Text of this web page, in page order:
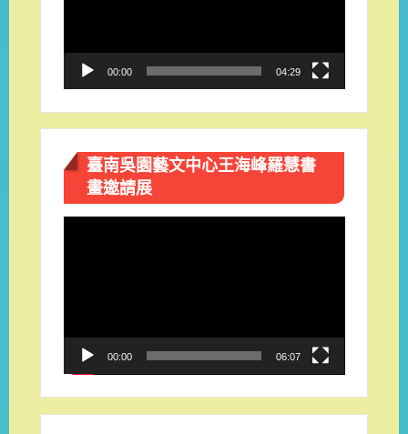
00:00 04:29
臺南吳園藝文中心王海峰羅慧書
畫邀請展
00:00 06:07